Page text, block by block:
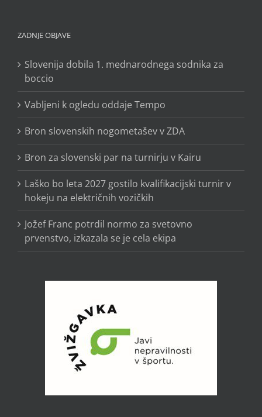
ZADNJE OBJAVE
Slovenija dobila 1. mednarodnega sodnika za
boccio
Vabljeni k ogledu oddaje Tempo
Bron slovenskih nogometašev v ZDA
Bron za slovenski par na turnirju v Kairu
Laško bo leta 2027 gostilo kvalifikacijski turnir v
hokeju na električnih vozičkih
Jožef Franc potrdil normo za svetovno
prvenstvo, izkazala se je cela ekipa